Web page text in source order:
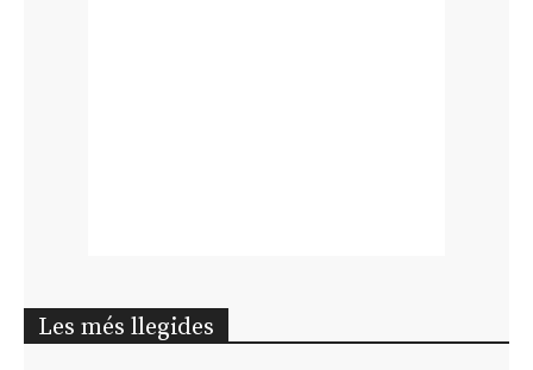
Les més llegides